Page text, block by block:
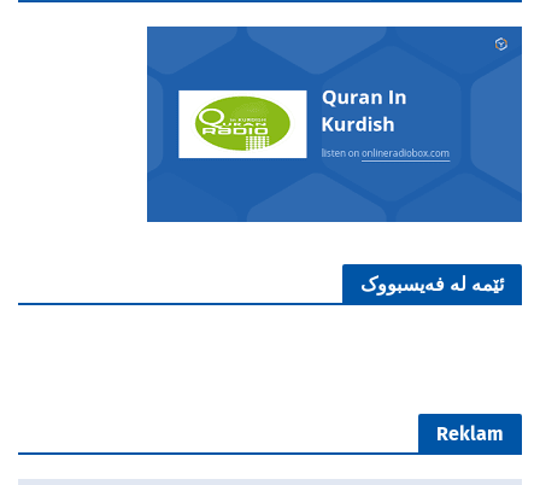
ئێمە لە فەیسبووک
Reklam